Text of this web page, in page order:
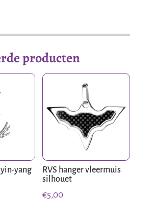
producten
yang
RVS hanger vleermuis
silhouet
€5,00